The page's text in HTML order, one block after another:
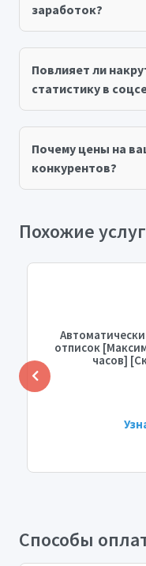
заработок?
Повлияет ли
статистику в
Почему цены на
конкурентов?
Похожие
отписок
часов]
Способы